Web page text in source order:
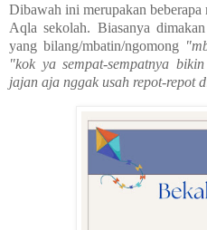
Dibawah ini merupakan
Aqla sekolah. Biasanya
yang bilang/mbatin/ngomong
"kok ya sempat-sempatnya
jajan aja nggak usah repot-repot